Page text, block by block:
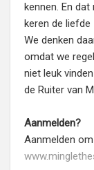
kennen. En
keren de
We denken
omdat we
niet leuk
de Ruiter van
Aanmelden?
Aanmelden